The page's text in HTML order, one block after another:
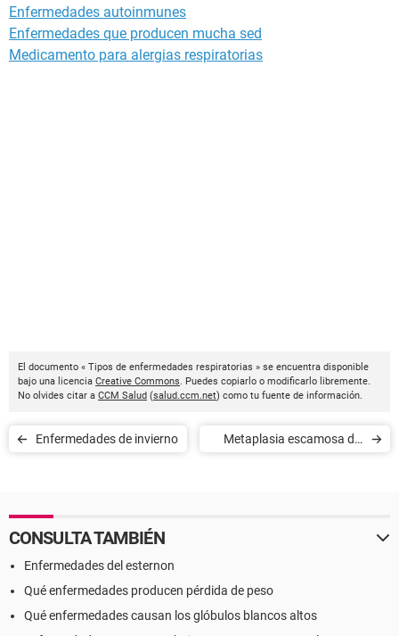
Enfermedades autoinmunes
Enfermedades que producen mucha sed
Medicamento para alergias respiratorias
El documento « Tipos de enfermedades respiratorias » se encuentra disponible
bajo una licencia Creative Commons. Puedes copiarlo o modificarlo libremente.
No olvides citar a CCM Salud (salud.ccm.net) como tu fuente de información.
Enfermedades de invierno
Metaplasia escamosa del
CONSULTA TAMBIÉN
Enfermedades del esternon
Qué enfermedades producen pérdida de peso
Qué enfermedades causan los glóbulos blancos altos